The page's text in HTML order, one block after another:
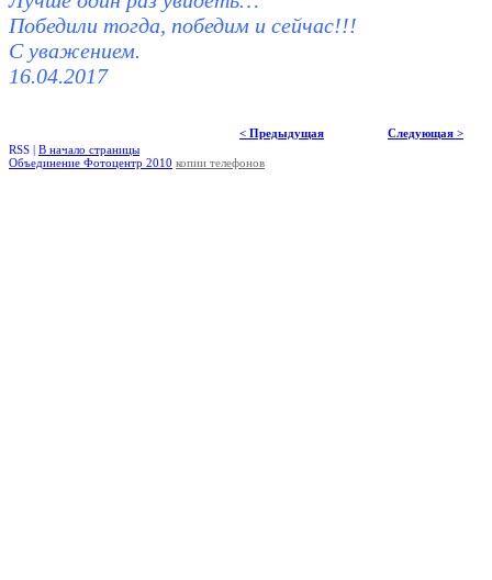
Победили тогда, победим и сейчас!!!
С уважением.
16.04.2017
< Предыдущая
Следующая >
RSS | В начало страницы
Объединение Фотоцентр 2010 копии телефонов